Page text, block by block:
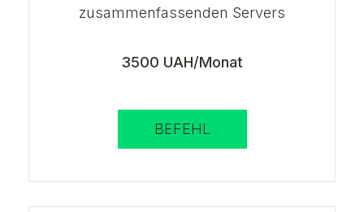
zusammenfassenden Servers
3500 UAH/Monat
BEFEHL